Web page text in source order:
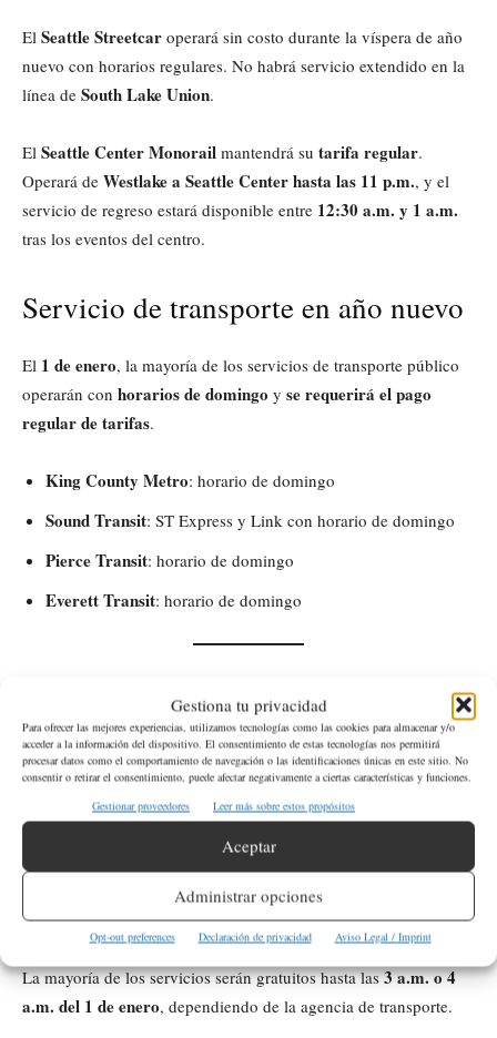
Gestiona tu privacidad
Para ofrecer las mejores experiencias, utilizamos tecnologías como las cookies para almacenar y/o
acceder a la información del dispositivo. El consentimiento de estas tecnologías nos permitirá
procesar datos como el comportamiento de navegación o las identificaciones únicas en este sitio. No
consentir o retirar el consentimiento, puede afectar negativamente a ciertas características y funciones.
Gestionar proveedores
Leer más sobre estos propósitos
Aceptar
Administrar opciones
Opt-out preferences Declaración de privacidad Aviso Legal / Imprint
El Seattle Streetcar operará sin costo durante la víspera de año
nuevo con horarios regulares. No habrá servicio extendido en la
línea de South Lake Union.
El Seattle Center Monorail mantendrá su tarifa regular.
Operará de Westlake a Seattle Center hasta las 11 p.m., y el
servicio de regreso estará disponible entre 12:30 a.m. y 1 a.m.
tras los eventos del centro.
Servicio de transporte en año nuevo
El 1 de enero, la mayoría de los servicios de transporte público
operarán con horarios de domingo y se requerirá el pago
regular de tarifas.
King County Metro: horario de domingo
Sound Transit: ST Express y Link con horario de domingo
Pierce Transit: horario de domingo
Everett Transit: horario de domingo
gratuito en la víspera de año nuevo?
Las agencias participantes incluyenKing County Metro,Sound
Community Transit,Everett Transit,Pierce Transit
el
¿Hasta qué hora son gratuitos los viajes el 31
de diciembre?
La mayoría de los servicios serán gratuitos hasta las3 a.m. o 4
a.m. del 1 de enero, dependiendo de la agencia de transporte.